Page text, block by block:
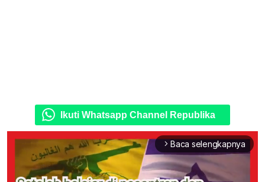
Ikuti Whatsapp Channel Republika
arrow_forward_ios Baca selengkapnya